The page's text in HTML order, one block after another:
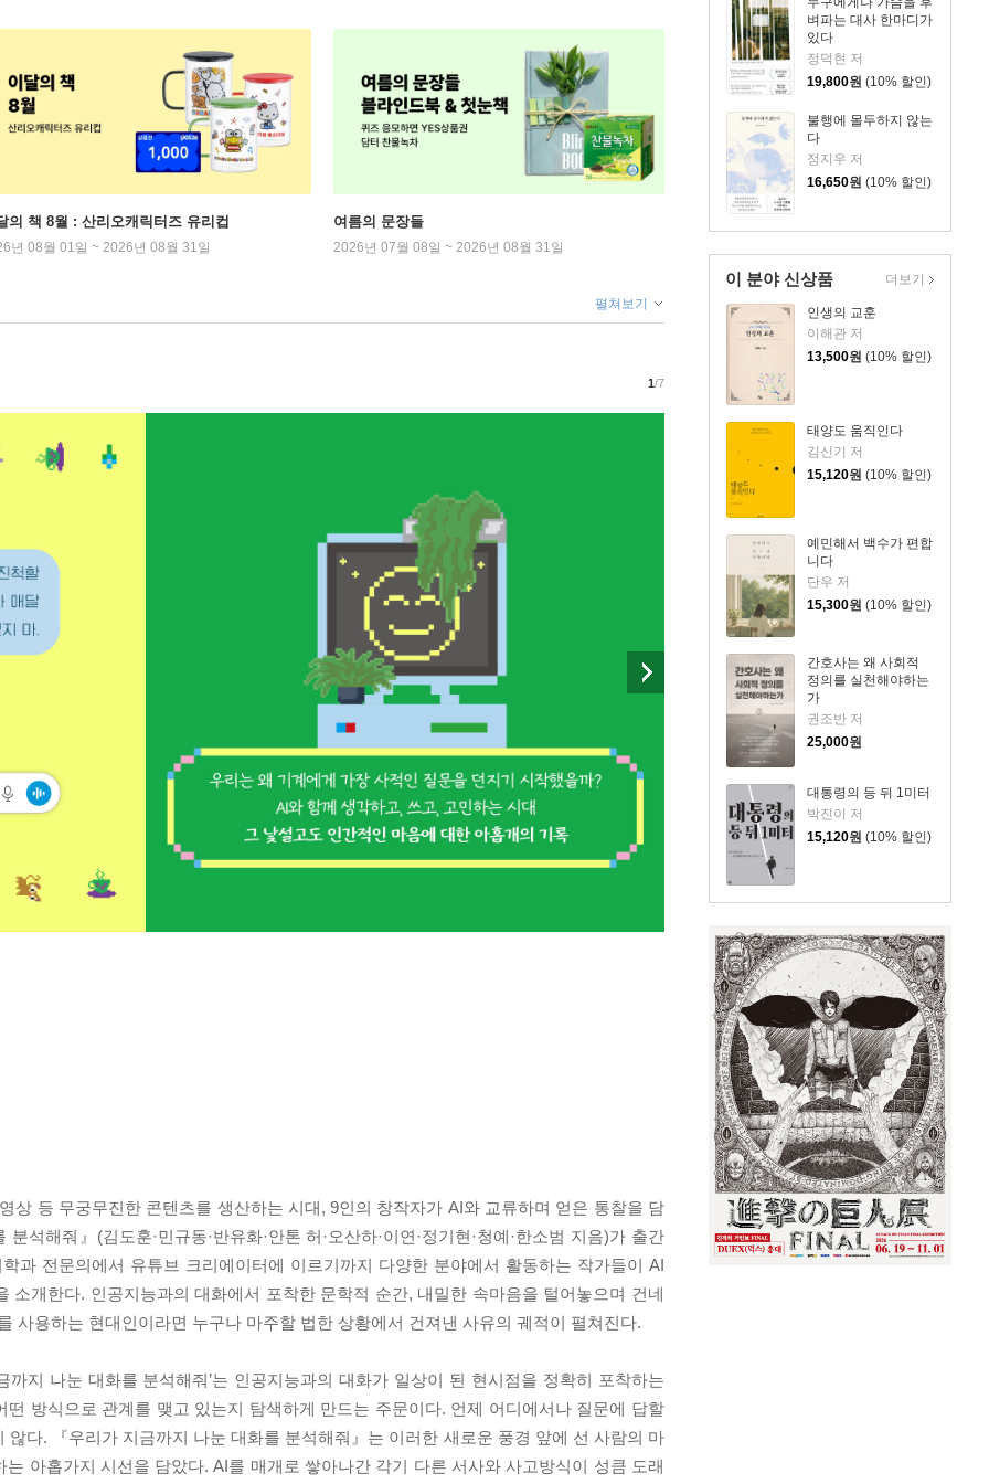
벼파는 대사 한마디가
있다
정덕현 저
19,800원 (10% 할인)
불행에 몰두하지 않는
다
정지우 저
16,650원 (10% 할인)
이 분야 신상품
인생의 교훈
이해관 저
13,500원 (10% 할인)
태양도 움직인다
김신기 저
15,120원 (10% 할인)
예민해서 백수가 편합
니다
단우 저
15,300원 (10% 할인)
간호사는 왜 사회적
정의를 실천해야하는
가
권조반 저
25,000원
대통령의 등 뒤 1미터
박진이 저
15,120원 (10% 할인)
더보기
의 책 8월 : 산리오캐릭터즈 유리컵
년 08월 01일 ~ 2026년 08월 31일
여름의 문장들
2026년 07월 08일 ~ 2026년 08월 31일
펼쳐보기
1/7
상 등 무궁무진한 콘텐츠를 생산하는 시대, 9인의 창작자가 AI와 교류하며 얻은 통찰을 담
석해줘』(김도훈·민규동·반유화·안톤 허·오산하·이연·정기현·청예·한소범 지음)가 출간
과 전문의에서 유튜브 크리에이터에 이르기까지 다양한 분야에서 활동하는 작가들이 AI
소개한다. 인공지능과의 대화에서 포착한 문학적 순간, 내밀한 속마음을 털어놓으며 건네
사용하는 현대인이라면 누구나 마주할 법한 상황에서 건져낸 사유의 궤적이 펼쳐진다.
지 나눈 대화를 분석해줘’는 인공지능과의 대화가 일상이 된 현시점을 정확히 포착하는
방식으로 관계를 맺고 있는지 탐색하게 만드는 주문이다. 언제 어디에서나 질문에 답할
다. 『우리가 지금까지 나눈 대화를 분석해줘』는 이러한 새로운 풍경 앞에 선 사람의 마
아홉가지 시선을 담았다. AI를 매개로 쌓아나간 각기 다른 서사와 사고방식이 성큼 도래